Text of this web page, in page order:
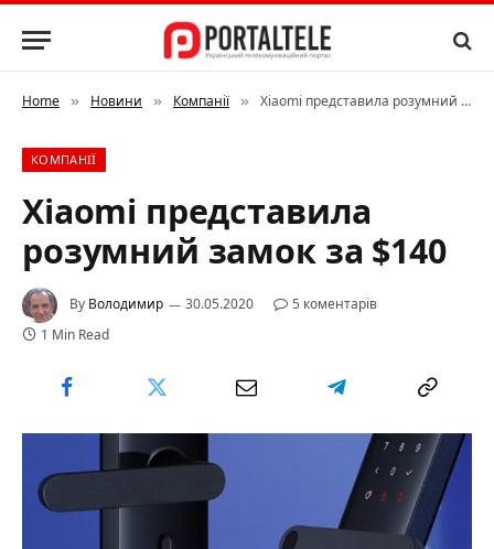
Home » Новини » Компанії » Xiaomi представила розумний замок за $140
КОМПАНІЇ
Xiaomi представила
розумний замок за $140
By Володимир 30.05.2020
5 коментарів
1 Min Read